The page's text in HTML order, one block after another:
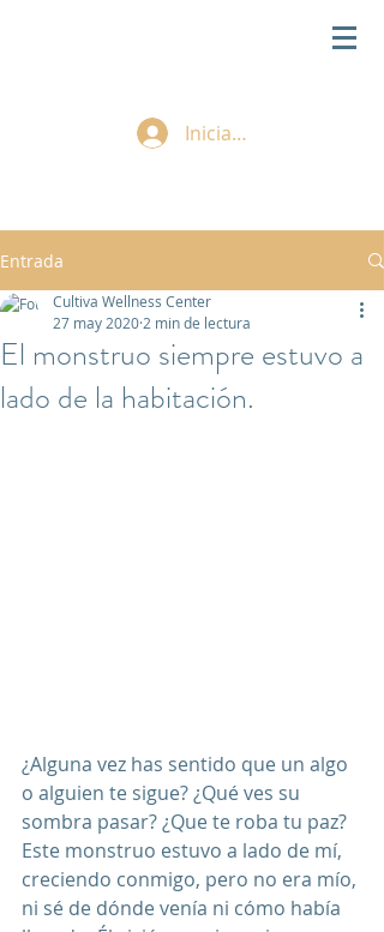
Iniciar sesión
Entrada
El monstruo siempre estuvo a
lado de la habitación.
Cultiva Wellness Center
27 may 2020 2 min de lectura
¿Alguna vez has sentido que un algo
o alguien te sigue? ¿Qué ves su
sombra pasar? ¿Que te roba tu paz?
Este monstruo estuvo a lado de mí,
creciendo conmigo, pero no era mío,
ni sé de dónde venía ni cómo había